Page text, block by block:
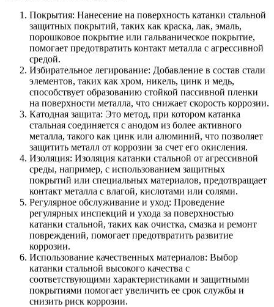
Покрытия: Нанесение на поверхность катанки стальной
защитных покрытий, таких как краска, лак, эмаль,
порошковое покрытие или гальваническое покрытие,
помогает предотвратить контакт металла с агрессивной
средой.
Избирательное легирование: Добавление в состав стали
элементов, таких как хром, никель, цинк и медь,
способствует образованию стойкой пассивной пленки
на поверхности металла, что снижает скорость коррозии.
Катодная защита: Это метод, при котором катанка
стальная соединяется с анодом из более активного
металла, такого как цинк или алюминий, что позволяет
защитить металл от коррозии за счет его окисления.
Изоляция: Изоляция катанки стальной от агрессивной
среды, например, с использованием защитных
покрытий или специальных материалов, предотвращает
контакт металла с влагой, кислотами или солями.
Регулярное обслуживание и уход: Проведение
регулярных инспекций и ухода за поверхностью
катанки стальной, таких как очистка, смазка и ремонт
повреждений, помогает предотвратить развитие
коррозии.
Использование качественных материалов: Выбор
катанки стальной высокого качества с
соответствующими характеристиками и защитными
покрытиями помогает увеличить ее срок службы и
снизить риск коррозии.